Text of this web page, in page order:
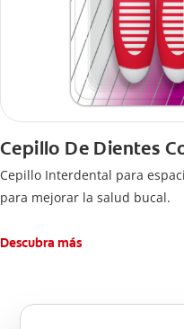
Cepillo De Dientes
Cepillo Interdental para
para mejorar la salud bucal.
Descubra más